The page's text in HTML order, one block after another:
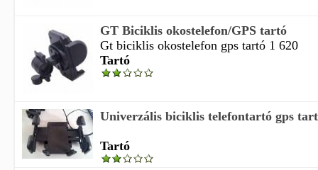
GT Biciklis okostelefon/GPS tartó
Gt biciklis okostelefon gps tartó 1 620
Tartó
Univerzális biciklis telefontartó gps
Tartó